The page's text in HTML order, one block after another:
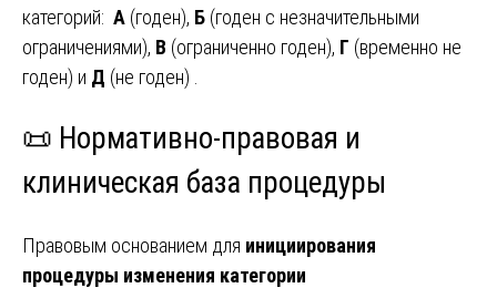
категорий: А (годен), Б (годен с незначительными
ограничениями), В (ограниченно годен), Г (временно не
годен) и Д (не годен) .
📜 Нормативно-правовая и
клиническая база процедуры
Правовым основанием для инициирования
процедуры изменения категории